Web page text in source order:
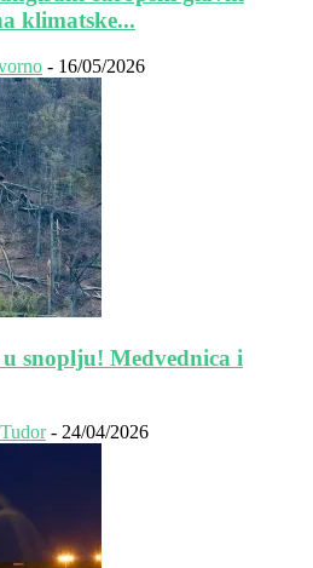
klimatske...
- 16/05/2026
snoplju! Medvednica i
- 24/04/2026